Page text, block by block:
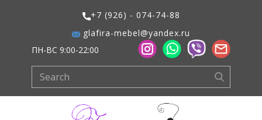
+7 (926) - 074-74-88
glafira-mebel@yandex.ru
ПН-ВС 9:00-22:00